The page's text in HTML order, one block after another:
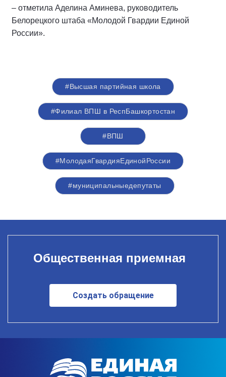
– отметила Аделина Аминева, руководитель
Белорецкого штаба «Молодой Гвардии Единой
России».
#Высшая партийная школа
#Филиал ВПШ в РеспБашкортостан
#ВПШ
#МолодаяГвардияЕдинойРоссии
#муниципальныедепутаты
Общественная приемная
Создать обращение